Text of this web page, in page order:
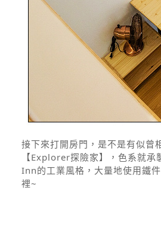
接下來打開房門，是不是有似曾
【Explorer探險家】，色系就
Inn的工業風格，大量地使用鐵
裡~